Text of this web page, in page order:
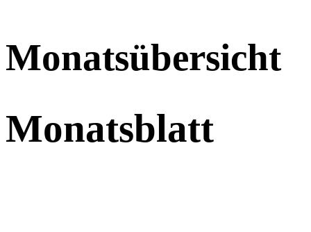
Monatsübersicht
Monatsblatt